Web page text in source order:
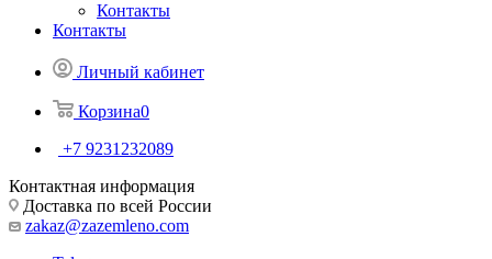
Контакты
Контакты
Личный кабинет
Корзина0
+7 9231232089
Контактная информация
Доставка по всей России
zakaz@zazemleno.com